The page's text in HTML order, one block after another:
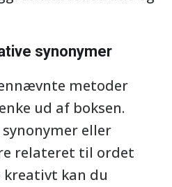
synonymer
metoder
ud af boksen.
eller
relateret til ordet
kreativt kan du